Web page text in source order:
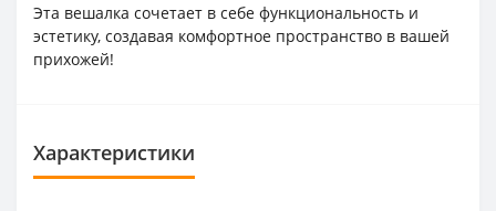
Эта вешалка сочетает в себе функциональность и
эстетику, создавая комфортное пространство в вашей
прихожей!
Характеристики